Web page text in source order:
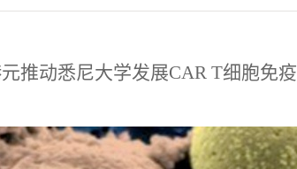
推动悉尼大学发展CAR T细胞免